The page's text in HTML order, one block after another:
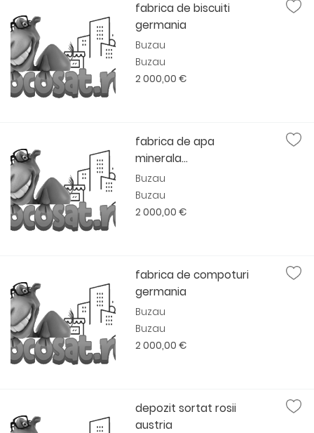
fabrica de biscuiti
germania
Buzau
Buzau
2 000,00 €
fabrica de apa
minerala...
Buzau
Buzau
2 000,00 €
fabrica de compoturi
germania
Buzau
Buzau
2 000,00 €
depozit sortat rosii
austria